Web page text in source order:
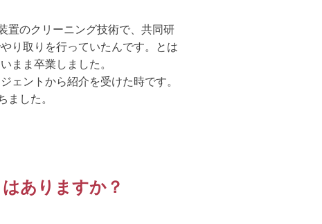
置のクリーニング技術で、共同研
り取りを行っていたんです。とは
まま卒業しました。
ェントから紹介を受けた時です。
ました。
ありますか？